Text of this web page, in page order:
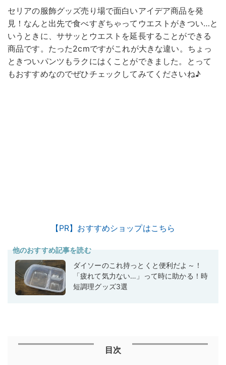
セリアの服飾グッズ売り場で面白いアイデア商品を発
見！なんと出先で食べすぎちゃってウエストがきつい…と
いうときに、ササッとウエストを延長することができる
商品です。たった2cmですがこれが大きな違い。ちょっ
ときついパンツもラクにはくことができました。とって
もおすすめなのでぜひチェックしてみてくださいね♪
【PR】おすすめショップはこちら
他のおすすめ記事を読む
ダイソーのこれ持っとくと便利だよ～！
「疲れて気力ない…」って時に助かる！時
短調理グッズ3選
目次